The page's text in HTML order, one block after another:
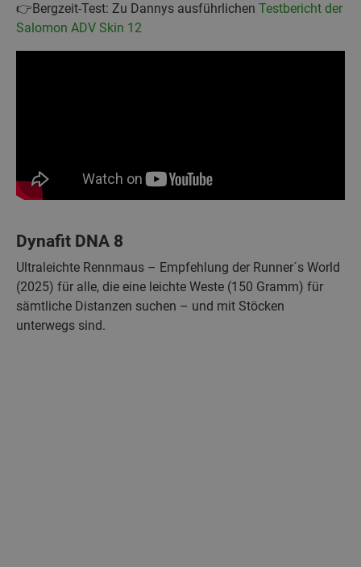
👉Bergzeit-Test: Zu Dannys ausführlichen Testbericht der
Salomon ADV Skin 12
Dynafit DNA 8
Ultraleichte Rennmaus – Empfehlung der Runner´s World
(2025) für alle, die eine leichte Weste (150 Gramm) für
sämtliche Distanzen suchen – und mit Stöcken
unterwegs sind.